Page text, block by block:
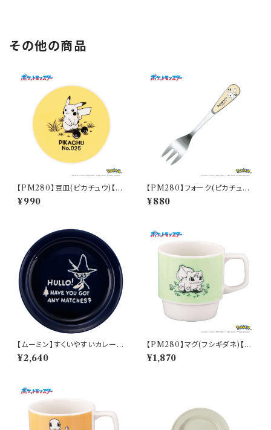
その他の商品
【PM280】豆皿(ピカチュウ)【D
aily Sketch】PM284-333
¥990
【PM280】フォーク(ピカチュウ)
【Daily Sketch】PM284-851
¥880
【ムーミン】すくいやすいカレー皿
（スナフキン）【MM9000】MM
9003-320
¥2,640
【PM280】マグ(フシギダネ)【D
aily Sketch】PM281-11
¥1,870